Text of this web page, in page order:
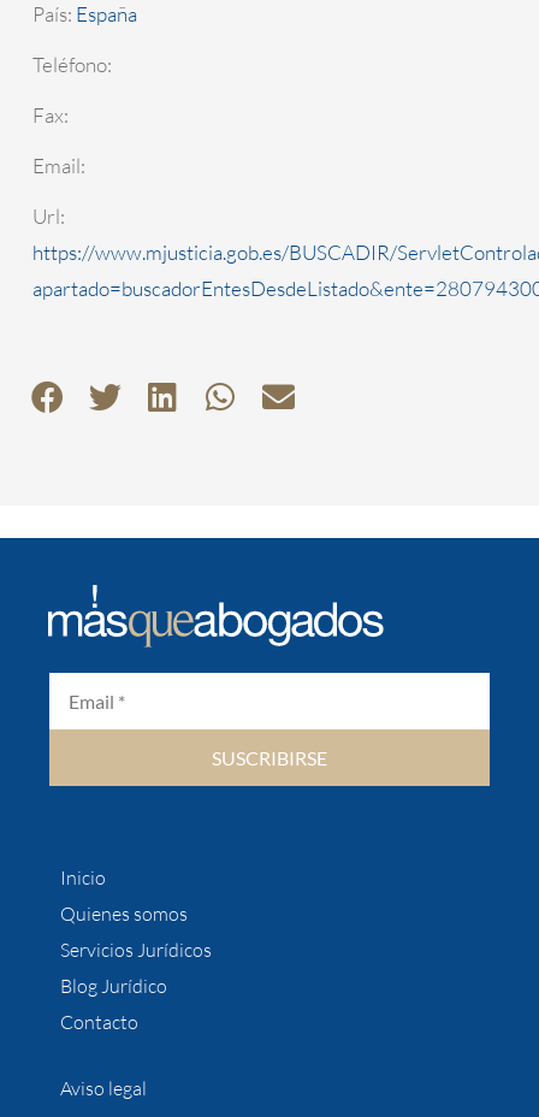
País: España
Teléfono:
Fax:
Email:
Url:
https://www.mjusticia.gob.es/BUSCADIR/
SUSCRIBIRSE
Inicio
Quienes somos
Servicios Jurídicos
Blog Jurídico
Contacto
Aviso legal